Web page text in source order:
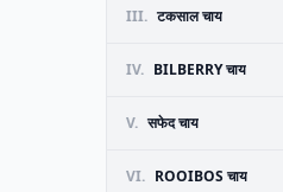
III. टकसाल चाय
IV. BILBERRY चाय
V. सफेद चाय
VI. ROOIBOS चाय